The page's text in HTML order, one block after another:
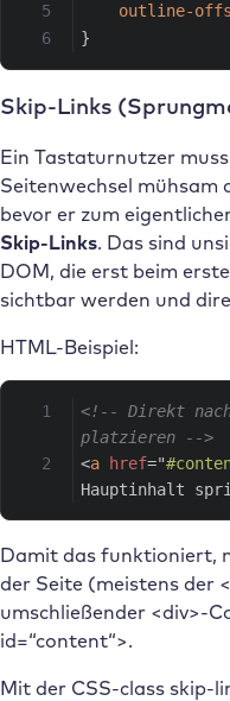
outline-
}
Skip-Links
Ein Tastaturnutzer
Seitenwechsel mühsam
bevor er zum
Skip-Links. Das sind
DOM, die erst beim
sichtbar werden und
HTML-Beispiel:
<!-- Direkt nach
platzieren -->
<a href="
Hauptinhalt
Damit das funktioniert,
der Seite (meistens der
umschließender <div>-
id=“content“>.
Mit der CSS-class skip-